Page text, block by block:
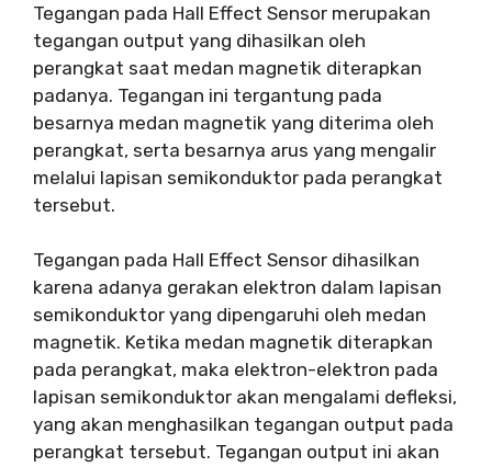
Tegangan pada Hall Effect Sensor merupakan
tegangan output yang dihasilkan oleh
perangkat saat medan magnetik diterapkan
padanya. Tegangan ini tergantung pada
besarnya medan magnetik yang diterima oleh
perangkat, serta besarnya arus yang mengalir
melalui lapisan semikonduktor pada perangkat
tersebut.
Tegangan pada Hall Effect Sensor dihasilkan
karena adanya gerakan elektron dalam lapisan
semikonduktor yang dipengaruhi oleh medan
magnetik. Ketika medan magnetik diterapkan
pada perangkat, maka elektron-elektron pada
lapisan semikonduktor akan mengalami defleksi,
yang akan menghasilkan tegangan output pada
perangkat tersebut. Tegangan output ini akan